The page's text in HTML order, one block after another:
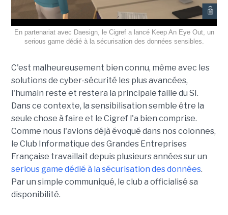
En partenariat avec Daesign, le Cigref a lancé Keep An Eye Out, un
serious game dédié à la sécurisation des données sensibles.
C'est malheureusement bien connu, même avec les
solutions de cyber-sécurité les plus avancées,
l'humain reste et restera la principale faille du SI.
Dans ce contexte, la sensibilisation semble être la
seule chose à faire et le Cigref l'a bien comprise.
Comme nous l'avions déjà évoqué dans nos colonnes,
le Club Informatique des Grandes Entreprises
Française travaillait depuis plusieurs années sur un
serious game dédié à la sécurisation des données.
Par un simple communiqué, le club a officialisé sa
disponibilité.